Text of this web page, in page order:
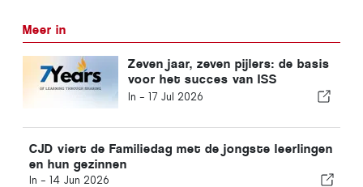
Meer in
Zeven jaar, zeven pijlers: de basis
voor het succes van ISS
Lissabon
In - 17 Jul 2026
CJD viert de Familiedag met de jongste leerlingen
en hun gezinnen
In - 14 Jun 2026